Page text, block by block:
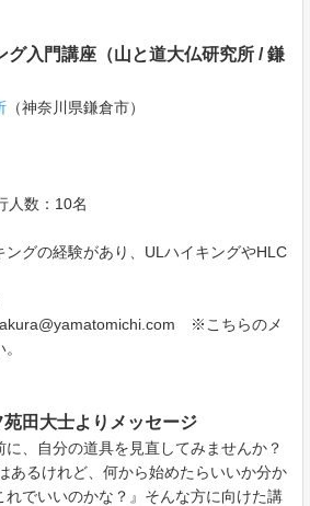
グ入門講座（山と道大仏研究所 / 鎌
（神奈川県鎌倉市）
数：10名
グの経験があり、ULハイキングやHLC
※こちらのメ
田大士よりメッセージ
に、自分の道具を見直してみませんか？
あるけれど、何から始めたらいいか分か
れでいいのかな？』そんな方に向けた講